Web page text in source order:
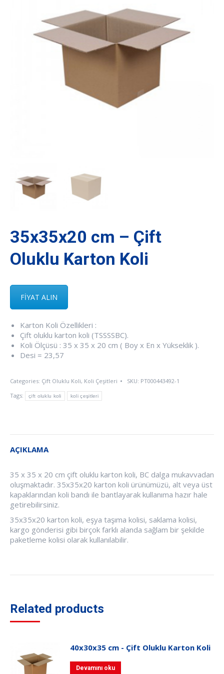
35x35x20 cm – Çift
Oluklu Karton Koli
FİYAT ALIN
Karton Koli Özellikleri :
Çift oluklu karton koli (TSSSSBC).
Koli Ölçüsü : 35 x 35 x 20 cm ( Boy x En x Yükseklik ).
Desi = 23,57
Categories: Çift Oluklu Koli, Koli Çeşitleri SKU: PT000443492-1
Tags:
çift oluklu koli koli çeşitleri
AÇIKLAMA
35 x 35 x 20 cm çift oluklu karton koli, BC dalga mukavvadan
oluşmaktadır. 35x35x20 karton koli ürünümüzü, alt veya üst
kapaklarından koli bandı ile bantlayarak kullanıma hazır hale
getirebilirsiniz.
35x35x20 karton koli, eşya taşıma kolisi, saklama kolisi,
kargo gönderisi gibi birçok farklı alanda sağlam bir şekilde
paketleme kolisi olarak kullanılabilir.
Related products
40x30x35 cm - Çift Oluklu Karton Koli
Devamını oku